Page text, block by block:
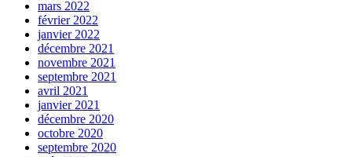
mars 2022
février 2022
janvier 2022
décembre 2021
novembre 2021
septembre 2021
avril 2021
janvier 2021
décembre 2020
octobre 2020
septembre 2020